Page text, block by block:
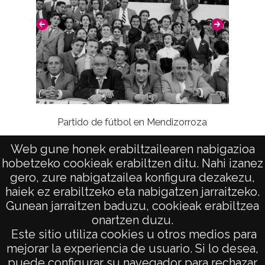
Web gune honek erabiltzailearen nabigazioa
hobetzeko cookieak erabiltzen ditu. Nahi izanez
gero, zure nabigatzailea konfigura dezakezu,
haiek ez erabiltzeko eta nabigatzen jarraitzeko.
Gunean jarraitzen baduzu, cookieak erabiltzea
onartzen duzu.
Este sitio utiliza cookies u otros medios para
mejorar la experiencia de usuario. Si lo desea,
Lugar
Vitoria-Gasteiz
Notas
ATHA-VIC-NP-A01-H66-F05-N1 ; ATHA-VIC-
NP-A01-H66-F05-N3 ;
Estas fotografías fueron donadas a la
Diputación Foral de Álava el 3 de mazo de
Begoña López Hermoso.
Licencia de las imágenes
CC BY-NC-SA 4.0
Partido de fútbol en Mendizorroza
AVISO LEGAL
POLÍTICA DE PRIVACIDAD